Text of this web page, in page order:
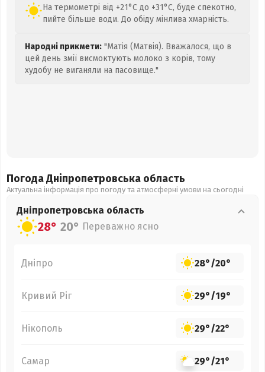
На термометрі від +21°C до +31°C, буде спекотно,
пийте більше води. До обіду мінлива хмарність.
Народні прикмети: "Матія (Матвія). Вважалося, що в
цей день змії висмоктують молоко з корів, тому
худобу не виганяли на пасовище."
Погода Дніпропетровська область
Актуальна інформація про погоду та атмосферні умови на сьогодні
Дніпропетровська область
28° 20° Переважно ясно
Дніпро 28°/20°
Кривий Ріг 29°/19°
Нікополь 29°/22°
Самар 29°/21°